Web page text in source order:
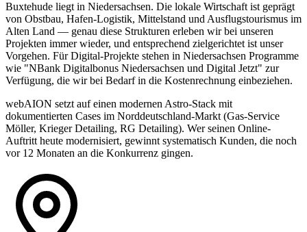
Buxtehude liegt in Niedersachsen. Die lokale Wirtschaft ist geprägt
von Obstbau, Hafen-Logistik, Mittelstand und Ausflugstourismus im
Alten Land — genau diese Strukturen erleben wir bei unseren
Projekten immer wieder, und entsprechend zielgerichtet ist unser
Vorgehen. Für Digital-Projekte stehen in Niedersachsen Programme
wie "NBank Digitalbonus Niedersachsen und Digital Jetzt" zur
Verfügung, die wir bei Bedarf in die Kostenrechnung einbeziehen.
webAION setzt auf einen modernen Astro-Stack mit
dokumentierten Cases im Norddeutschland-Markt (Gas-Service
Möller, Krieger Detailing, RG Detailing). Wer seinen Online-
Auftritt heute modernisiert, gewinnt systematisch Kunden, die noch
vor 12 Monaten an die Konkurrenz gingen.